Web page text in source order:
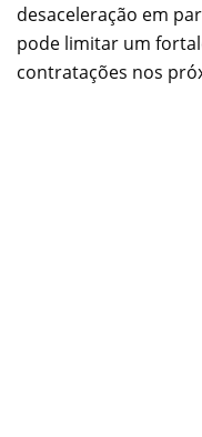
desaceleração em
pode limitar um
contratações nos